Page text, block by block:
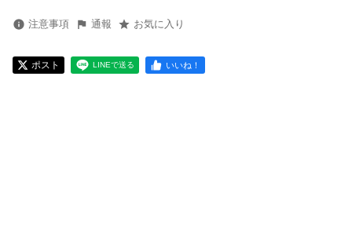
注意事項 通報 お気に入り
ポスト LINEで送る いいね！